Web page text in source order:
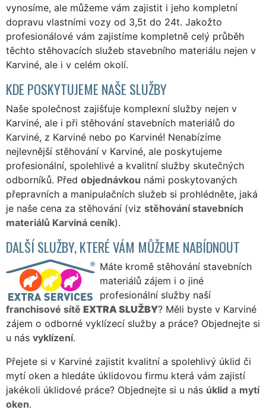
vynosíme, ale můžeme vám zajistit i jeho kompletní
dopravu vlastními vozy od 3,5t do 24t. Jakožto
profesionálové vám zajistíme kompletně celý průběh
těchto stěhovacích služeb stavebního materiálu nejen v
Karviné, ale i v celém okolí.
KDE POSKYTUJEME NAŠE SLUŽBY
Naše společnost zajišťuje komplexní služby nejen v
Karviné, ale i při stěhování stavebních materiálů do
Karviné, z Karviné nebo po Karviné! Nenabízíme
nejlevnější stěhování v Karviné, ale poskytujeme
profesionální, spolehlivé a kvalitní služby skutečných
odborníků. Před objednávkou námi poskytovaných
přepravních a manipulačních služeb si prohlédněte, jaká
je naše cena za stěhování (viz stěhování stavebních
materiálů Karviná ceník).
DALŠÍ SLUŽBY, KTERÉ VÁM MŮŽEME NABÍDNOUT
Máte kromě stěhování stavebních
materiálů zájem i o jiné
profesionální služby naší
franchisové sítě EXTRA SLUŽBY? Měli byste v Karviné
zájem o odborné vyklízecí služby a práce? Objednejte si
u nás vyklízení.
Přejete si v Karviné zajistit kvalitní a spolehlivý úklid či
mytí oken a hledáte úklidovou firmu která vám zajistí
jakékoli úklidové práce? Objednejte si u nás úklid a mytí
oken.